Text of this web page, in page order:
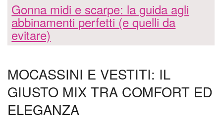
Gonna midi e scarpe: la guida agli
abbinamenti perfetti (e quelli da
evitare)
MOCASSINI E VESTITI: IL
GIUSTO MIX TRA COMFORT ED
ELEGANZA